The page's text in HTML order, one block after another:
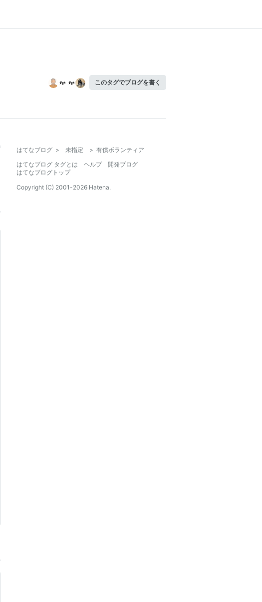
このタグでブログを書く
はてなブログ > 未指定 > 有償ボランティア
はてなブログ タグとは
ヘルプ
開発ブログ
はてなブログトップ
Copyright (C) 2001-2026 Hatena.